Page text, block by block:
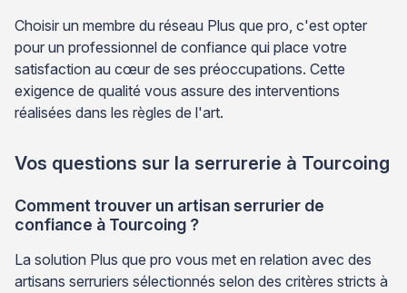
Choisir un membre du réseau Plus que pro, c'est opter
pour un professionnel de confiance qui place votre
satisfaction au cœur de ses préoccupations. Cette
exigence de qualité vous assure des interventions
réalisées dans les règles de l'art.
Vos questions sur la serrurerie à Tourcoing
Comment trouver un artisan serrurier de
confiance à Tourcoing ?
La solution Plus que pro vous met en relation avec des
artisans serruriers sélectionnés selon des critères stricts à